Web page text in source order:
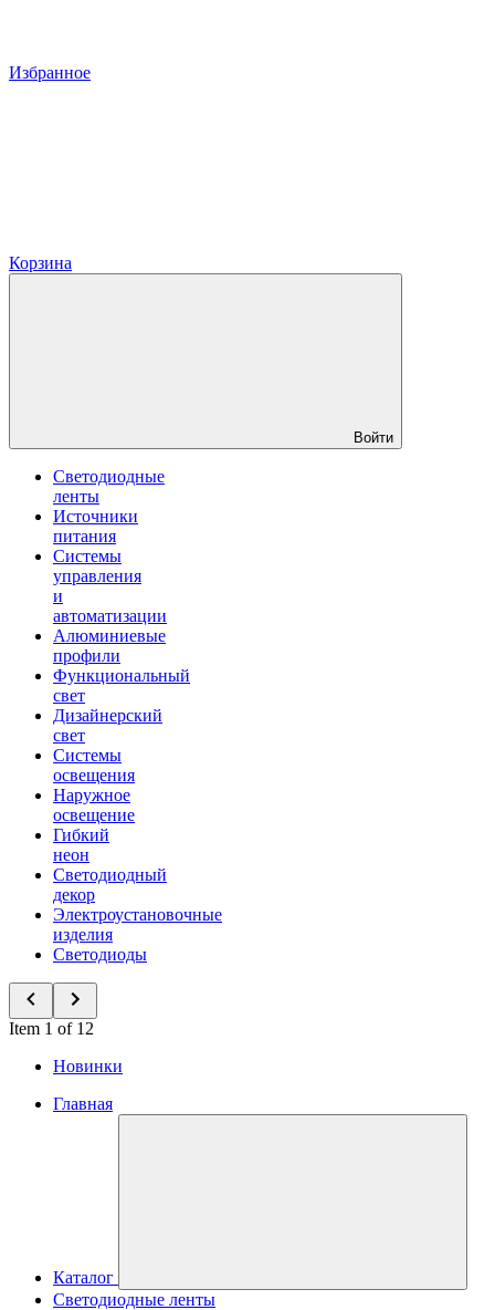
Избранное
Корзина
Войти
Светодиодные
ленты
Источники
питания
Системы
управления
и
автоматизации
Алюминиевые
профили
Функциональный
свет
Дизайнерский
свет
Системы
освещения
Наружное
освещение
Гибкий
неон
Светодиодный
декор
Электроустановочные
изделия
Светодиоды
Item 1 of 12
Новинки
Главная
Каталог
Светодиодные ленты